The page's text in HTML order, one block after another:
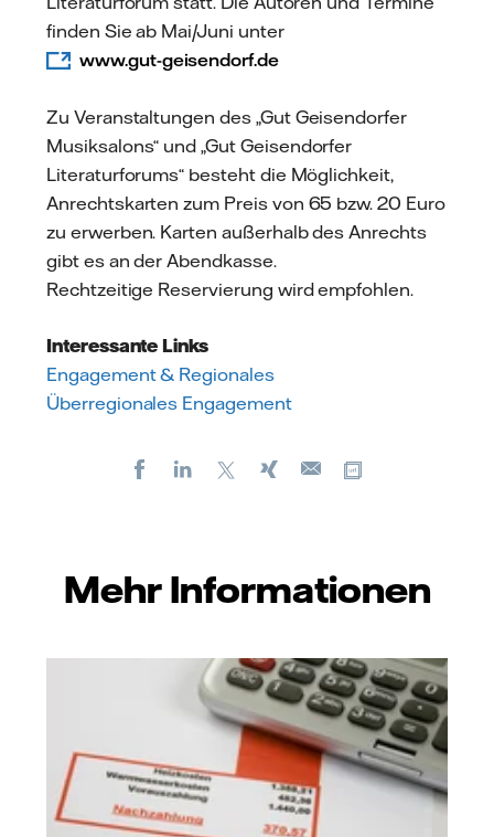
finden Sie ab Mai/Juni unter
www.gut-geisendorf.de
Zu Veranstaltungen des „Gut Geisendorfer
Musiksalons“ und „Gut Geisendorfer
Literaturforums“ besteht die Möglichkeit,
Anrechtskarten zum Preis von 65 bzw. 20 Euro
zu erwerben. Karten außerhalb des Anrechts
gibt es an der Abendkasse.
Rechtzeitige Reservierung wird empfohlen.
Interessante Links
Engagement & Regionales
Überregionales Engagement
FacebookLinkedIn Xing
E-
Mehr Informationen